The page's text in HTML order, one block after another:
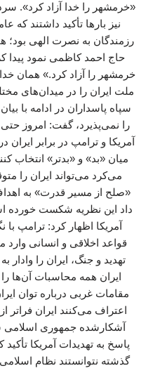
«خرمشهر را خدا آزاد کرد».
نیز بارها تأکید داشتند که
رزمندگان به نصرت الهی
حاج احمد کاظمی نمود پیدا
خرمشهر را آزاد کرد.» همان
ملت ایران را در میدان‌های
سپاه پاسداران در ادامه با
را نمی‌پذیرد، گفت: امروز
آمریکا و ترامپ در برابر ایران
میان «بد» و «بدتر» انتخاب
می‌کرد می‌تواند ایران را
«صلح از مسیر قدرت» به
داد این نظریه شکست خورده
آمریکا اظهار کرد: ترامپ با
قواعد اخلاقی و انسانی
تهدید و جنگ، ایران را وادار
ایران همه محاسبات آن‌ها
مقامات غربی درباره توان
اعتراف می‌کنند ایران فراتر
آشکارشده جمهوری اسلامی
گذشته نتوانستند نظام